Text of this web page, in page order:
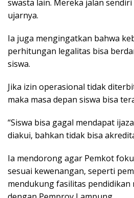
swasta lain. Mereka jalan
ujarnya.
Ia juga mengingatkan bahwa
perhitungan legalitas bisa
siswa.
Jika izin operasional tidak
maka masa depan siswa bisa
“Siswa bisa gagal mendapat
diakui, bahkan tidak bisa
Ia mendorong agar Pemkot
sesuai kewenangan, seperti
mendukung fasilitas pendidikan